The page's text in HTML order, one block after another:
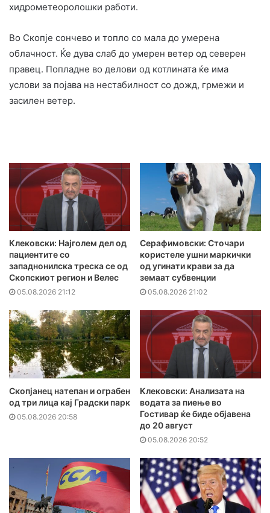
хидрометеоролошки работи.
Во Скопје сончево и топло со мала до умерена
облачност. Ќе дува слаб до умерен ветер од северен
правец. Попладне во делови од котлината ќе има
услови за појава на нестабилност со дожд, грмежи и
засилен ветер.
Клековски: Најголем дел од
пациентите сo
западнонилска треска се од
Скопскиот регион и Велес
05.08.2026 21:12
Серафимовски: Сточари
користеле ушни маркички
од угинати крави за да
земаат субвенции
05.08.2026 21:02
Скопјанец натепан и ограбен
од три лица кај Градски парк
05.08.2026 20:58
Клековски: Анализата на
водата за пиење во
Гостивар ќе биде објавена
до 20 август
05.08.2026 20:52